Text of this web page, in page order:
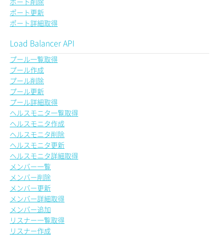
ポート更新
ポート詳細取得
Load Balancer API
プール一覧取得
プール作成
プール削除
プール更新
プール詳細取得
ヘルスモニタ一覧取得
ヘルスモニタ作成
ヘルスモニタ削除
ヘルスモニタ更新
ヘルスモニタ詳細取得
メンバー一覧
メンバー削除
メンバー更新
メンバー詳細取得
メンバー追加
リスナー一覧取得
リスナー作成